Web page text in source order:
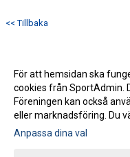
<< Tillbaka
Gå till
För att hemsidan ska
cookies från SportAdmin.
Föreningen kan också
eller marknadsföring. Du
Anpassa dina val